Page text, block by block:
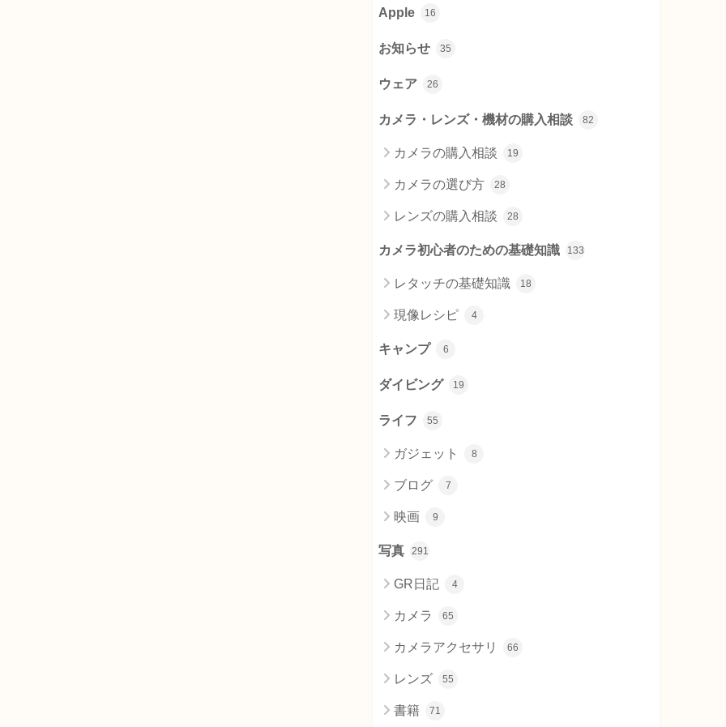
Apple 16
お知らせ 35
ウェア 26
カメラ・レンズ・機材の購入相談 82
カメラの購入相談 19
カメラの選び方 28
レンズの購入相談 28
カメラ初心者のための基礎知識 133
レタッチの基礎知識 18
現像レシピ 4
キャンプ 6
ダイビング 19
ライフ 55
ガジェット 8
ブログ 7
映画 9
写真 291
GR日記 4
カメラ 65
カメラアクセサリ 66
レンズ 55
書籍 71